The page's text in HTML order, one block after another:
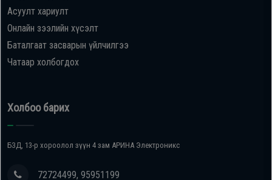
Асуулт хариулт
Онлайн зээлийн хүсэлт
Баталгаат засварын үйлчилгээ
Чатаар холбогдох
Холбоо барих
БЗД, 13-р хороолол зүүн 4 зам АРИНА Электроникс
72724499, 95951199